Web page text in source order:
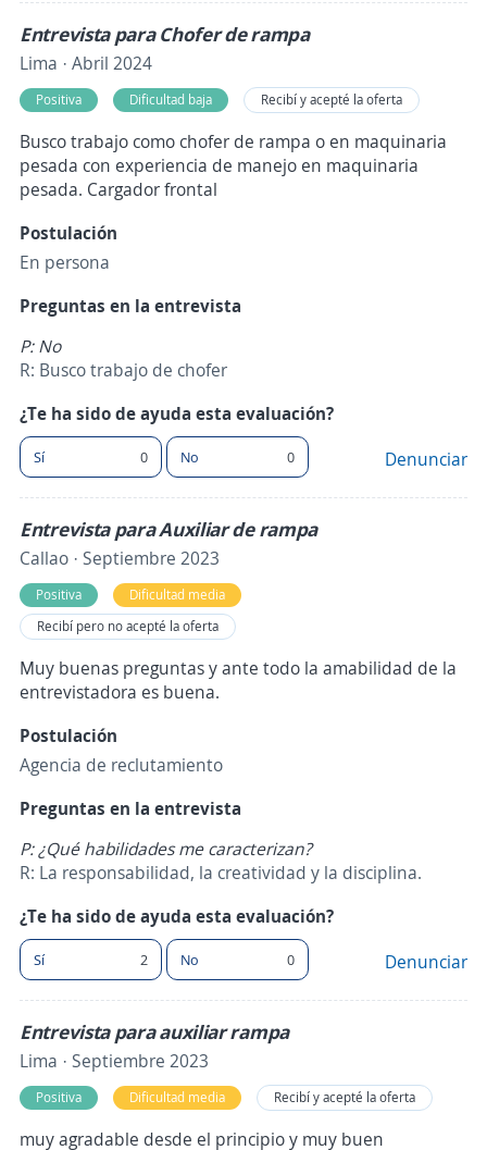
Entrevista para Chofer de rampa
Lima · Abril 2024
Positiva Dificultad baja Recibí y acepté la oferta
Busco trabajo como chofer de rampa o en maquinaria
pesada con experiencia de manejo en maquinaria
pesada. Cargador frontal
Postulación
En persona
Preguntas en la entrevista
P: No
R: Busco trabajo de chofer
¿Te ha sido de ayuda esta evaluación?
Sí 0 No 0 Denunciar
Entrevista para Auxiliar de rampa
Callao · Septiembre 2023
Positiva
Dificultad media
Recibí pero no acepté la oferta
Muy buenas preguntas y ante todo la amabilidad de la
entrevistadora es buena.
Postulación
Agencia de reclutamiento
Preguntas en la entrevista
P: ¿Qué habilidades me caracterizan?
R: La responsabilidad, la creatividad y la disciplina.
¿Te ha sido de ayuda esta evaluación?
Sí 2 No 0 Denunciar
Entrevista para auxiliar rampa
Lima · Septiembre 2023
Positiva Dificultad media Recibí y acepté la oferta
muy agradable desde el principio y muy buen